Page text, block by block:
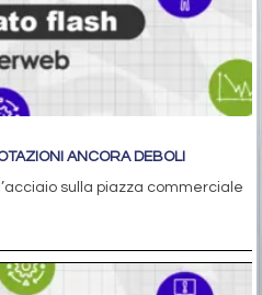
ANCORA DEBOLI
sulla piazza commerciale